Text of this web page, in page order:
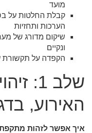
מועד
קבלת החלטות על
הערכות ותחזיות
שיקום מדורג של
ונקיים
הקפדה על תקשורת
שלב 1:
האירוע,
איך אפשר לזהות